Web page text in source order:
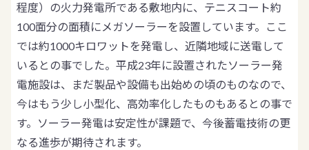
程度）の火力発電所である敷地内に、テニスコート約
100面分の面積にメガソーラーを設置しています。ここ
では約1000キロワットを発電し、近隣地域に送電して
いるとの事でした。平成23年に設置されたソーラー発
電施設は、まだ製品や設備も出始めの頃のものなので、
今はもう少し小型化、高効率化したものもあるとの事で
す。ソーラー発電は安定性が課題で、今後蓄電技術の更
なる進歩が期待されます。